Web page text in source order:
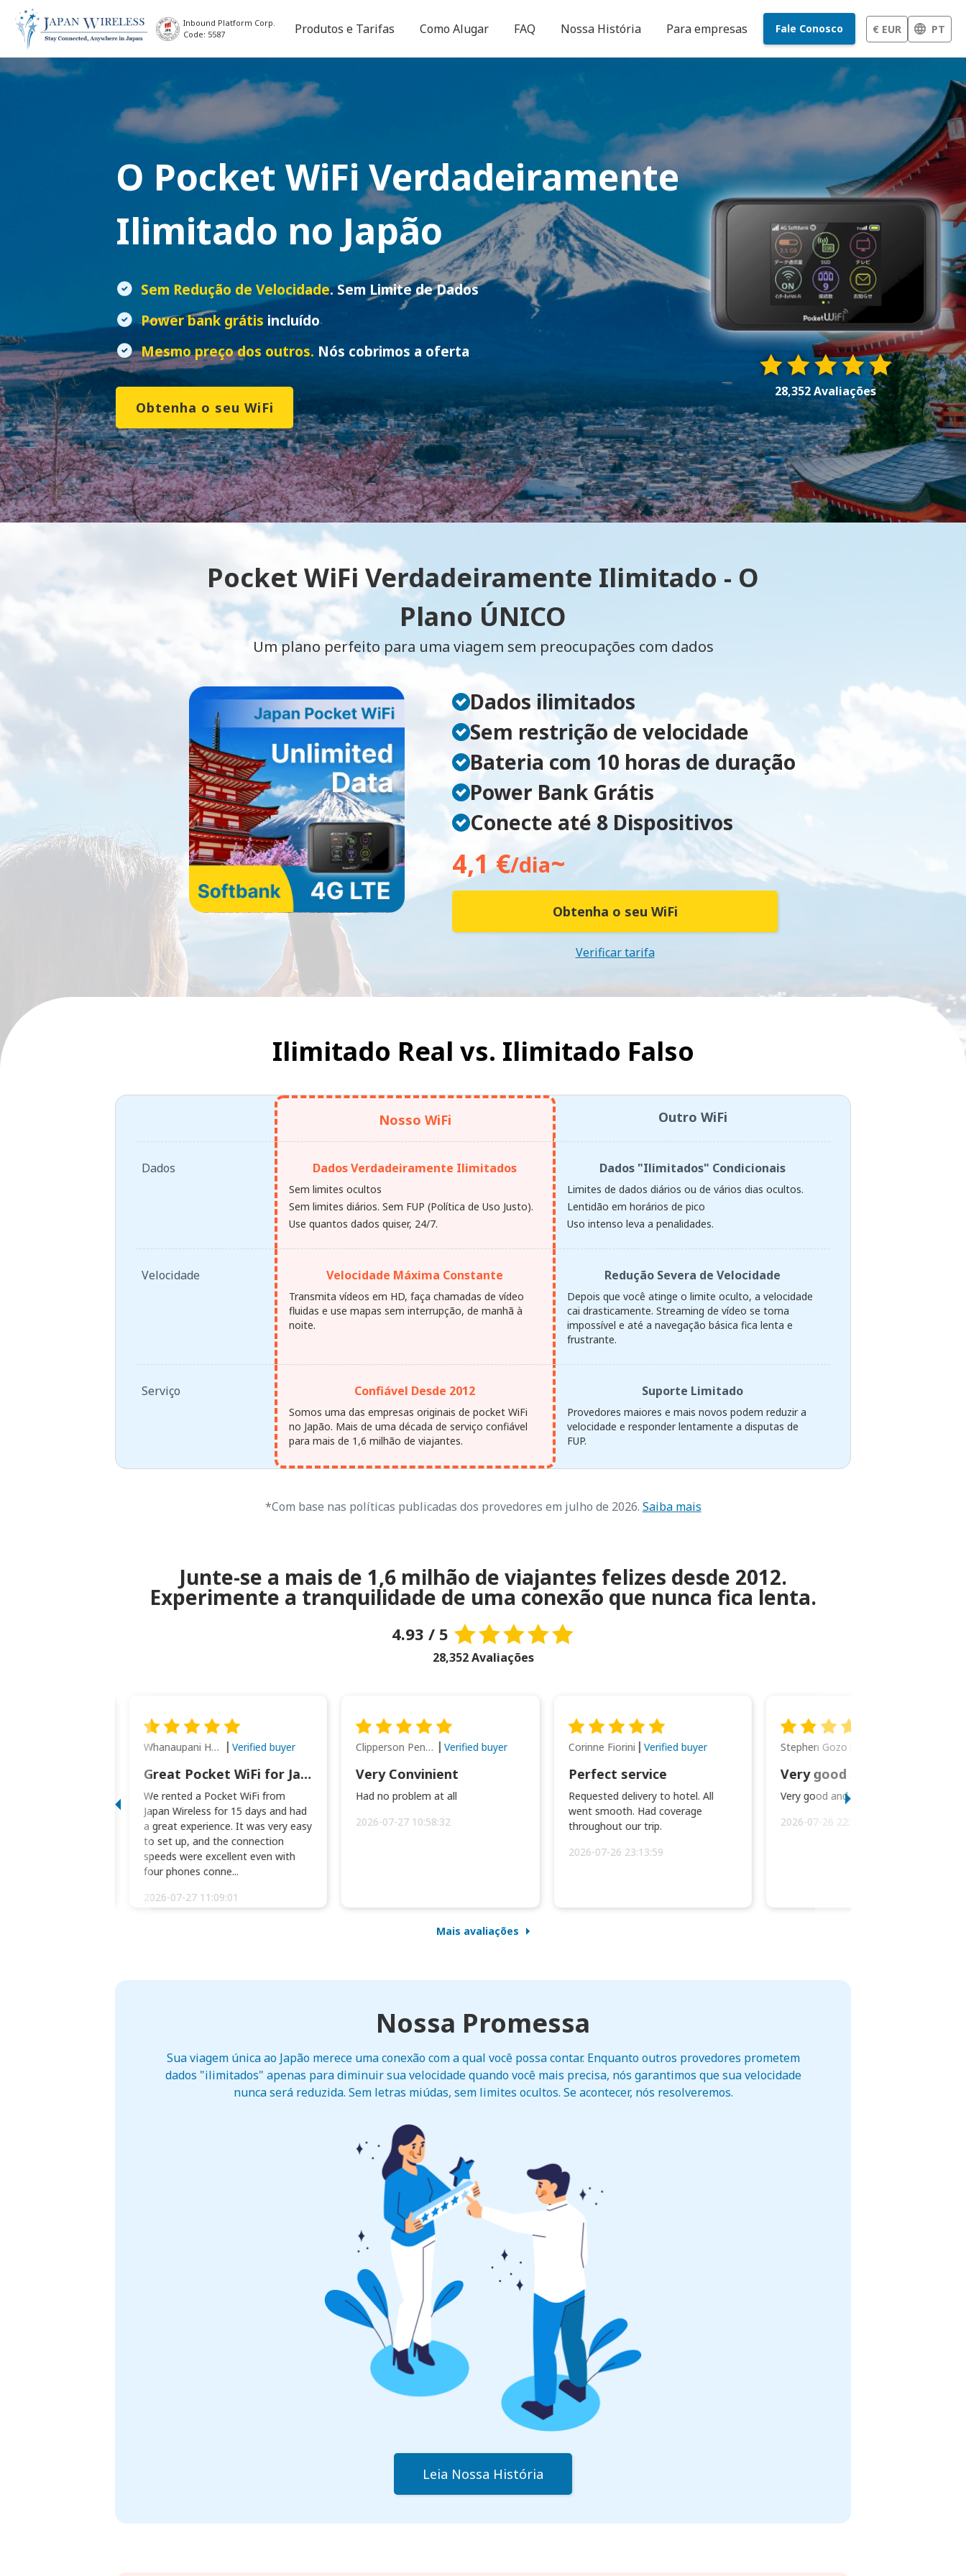
Inbound Platform Corp.
Code: 5587
Produtos e Tarifas Como Alugar FAQ Nossa História Para empresas Fale Conosco € EUR PT
28,352 Avaliações
O Pocket WiFiVerdadeiramente
Ilimitado no Japão
Sem Redução de Velocidade. Sem Limite de Dados
Power bank grátis incluído
Mesmo preço dos outros. Nós cobrimos a oferta
Obtenha o seu WiFi
Pocket WiFi Verdadeiramente Ilimitado - O
Plano ÚNICO
Um plano perfeito para uma viagem sem preocupações com dados
Dados ilimitados
Sem restrição de velocidade
Bateria com 10 horas de duração
Power Bank Grátis
Conecte até 8 Dispositivos
4,1 €/dia~
Obtenha o seu WiFi
Verificar tarifa
Ilimitado Real vs. Ilimitado Falso
Nosso WiFi Outro WiFi
Dados Dados Verdadeiramente Ilimitados
Sem limites ocultos
Sem limites diários. Sem FUP (Política de Uso Justo).
Use quantos dados quiser, 24/7.
Dados "Ilimitados" Condicionais
Limites de dados diários ou de vários dias ocultos.
Lentidão em horários de pico
Uso intenso leva a penalidades.
Velocidade Velocidade Máxima Constante
Transmita vídeos em HD, faça chamadas de vídeo
fluidas e use mapas sem interrupção, de manhã à
noite.
Redução Severa de Velocidade
Depois que você atinge o limite oculto, a velocidade
cai drasticamente. Streaming de vídeo se torna
impossível e até a navegação básica fica lenta e
frustrante.
Serviço Confiável Desde 2012
Somos uma das empresas originais de pocket WiFi
no Japão. Mais de uma década de serviço confiável
para mais de 1,6 milhão de viajantes.
Suporte Limitado
Provedores maiores e mais novos podem reduzir a
velocidade e responder lentamente a disputas de
FUP.
*Com base nas políticas publicadas dos provedores em julho de 2026. Saiba mais
Junte-se a mais de 1,6 milhão de viajantes felizes desde 2012.
Experimente a tranquilidade de uma conexão que nunca fica lenta.
4.93 / 5
28,352 Avaliações
Whanaupani Henry Joseph Macown Verified buyer
Great Pocket WiFi for Japan Travel
We rented a Pocket WiFi from
Japan Wireless for 15 days and had
a great experience. It was very easy
to set up, and the connection
speeds were excellent even with
four phones conne...
2026-07-27 11:09:01
Clipperson Penilla Verified buyer
Very Convinient
Had no problem at all
2026-07-27 10:58:32
Corinne Fiorini Verified buyer
Perfect service
Requested delivery to hotel. All
went smooth. Had coverage
throughout our trip.
2026-07-26 23:13:59
Stephen Gozo
Very good and prompt service.
2026-07-26 22:43:45
Mais avaliações
Nossa Promessa
Sua viagem única ao Japão merece uma conexão com a qual você possa contar. Enquanto outros provedores prometem
dados "ilimitados" apenas para diminuir sua velocidade quando você mais precisa, nós garantimos que sua velocidade
nunca será reduzida. Sem letras miúdas, sem limites ocultos. Se acontecer, nós resolveremos.
Leia Nossa História